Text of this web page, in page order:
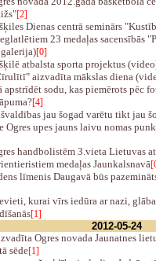
[2]
Dienas centrā seminārs
23 medaļas sacensībās
[0]
atbalsta sporta projektus
aizvadīta mākslas diena
apstrīdēt sodu, kas piemērots pēc
[4]
jau šogad varētu tikt jau
Ogres upes jauns laivu nomas
handbolistēm 3.vieta Lietuvas
medaļas Jaunkalsnavā
līmenis Daugavā būs
kurai vīrs iedūra ar nazi,
[1]
2012-05-24
Ogres novada Jaunatnes
sēde[1]